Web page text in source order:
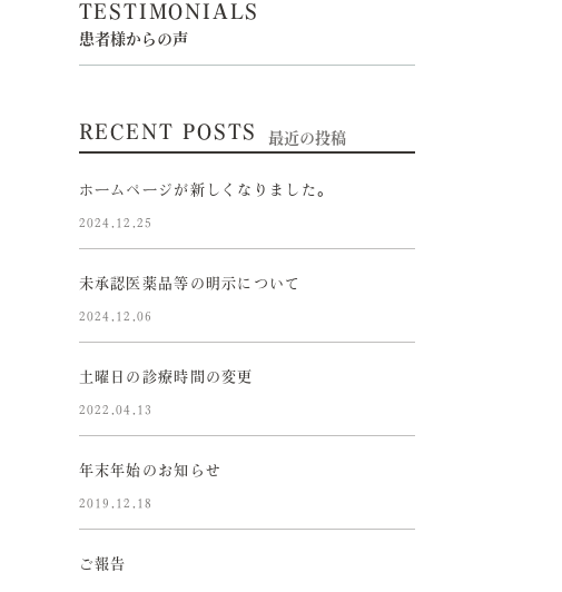
TESTIMONIALS
患者様からの声
RECENT POSTS 最近の投稿
ホームページが新しくなりました。
2024.12.25
未承認医薬品等の明示について
2024.12.06
土曜日の診療時間の変更
2022.04.13
年末年始のお知らせ
2019.12.18
ご報告